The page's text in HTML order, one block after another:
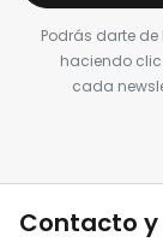
Podrás darte
haciendo clic
cada
Contacto y